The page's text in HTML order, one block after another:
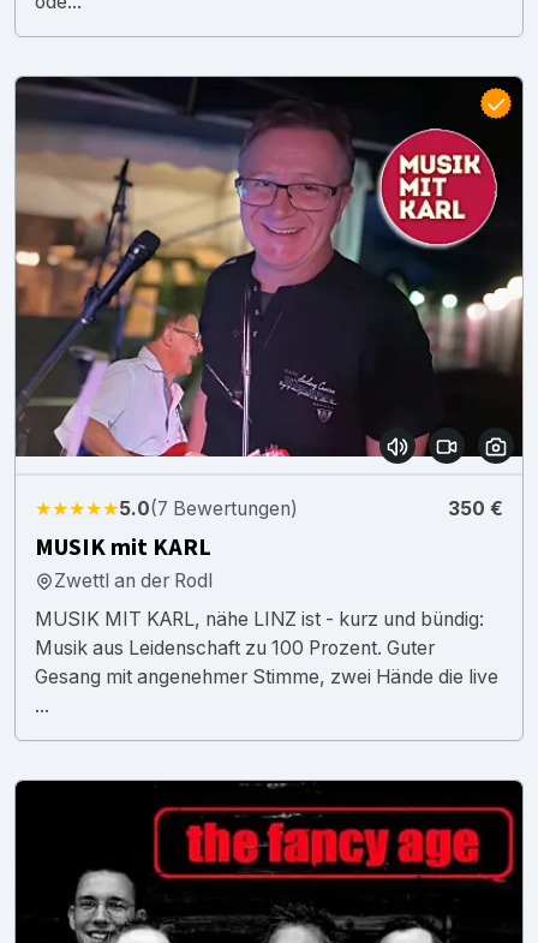
★★★★★5.0(7 Bewertungen) 350 €
MUSIK mit KARL
Zwettl an der Rodl
MUSIK MIT KARL, nähe LINZ ist - kurz und bündig:
Musik aus Leidenschaft zu 100 Prozent. Guter
Gesang mit angenehmer Stimme, zwei Hände die live
...